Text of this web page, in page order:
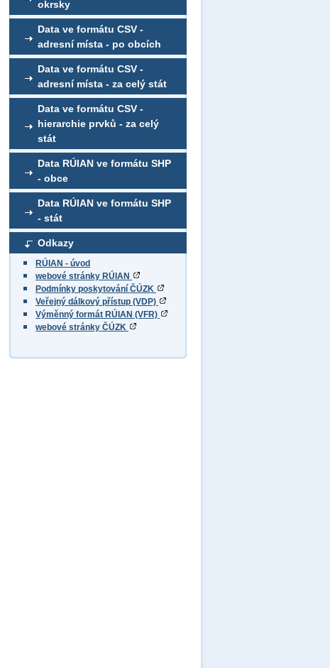
okrsky
Data ve formátu CSV -
adresní místa - po obcích
Data ve formátu CSV -
adresní místa - za celý stát
Data ve formátu CSV -
hierarchie prvků - za celý
stát
Data RÚIAN ve formátu SHP
- obce
Data RÚIAN ve formátu SHP
- stát
Odkazy
RÚIAN - úvod
webové stránky RÚIAN
Podmínky poskytování ČÚZK
Veřejný dálkový přístup (VDP)
Výměnný formát RÚIAN (VFR)
webové stránky ČÚZK